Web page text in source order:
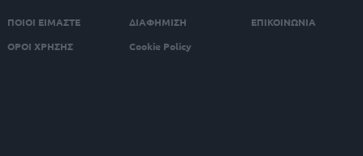
ΠΟΙΟΙ ΕΙΜΑΣΤΕ ΔΙΑΦΗΜΙΣΗ
ΕΠΙΚΟΙΝΩΝΙΑ
ΟΡΟΙ ΧΡΗΣΗΣ
Cookie Policy